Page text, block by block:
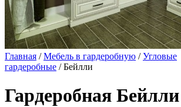
Главная /Мебель в гардеробную /Угловые
гардеробные / Бейлли
Гардеробная Бейлли